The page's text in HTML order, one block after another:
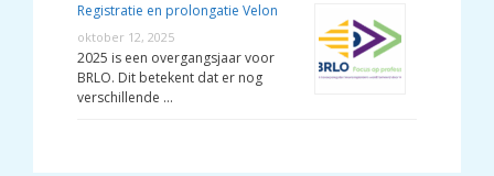
Registratie en prolongatie Velon
oktober 12, 2025
2025 is een overgangsjaar voor
BRLO. Dit betekent dat er nog
verschillende …